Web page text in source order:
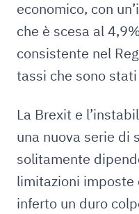
economico, con
che è scesa al
consistente nel
tassi che sono
La Brexit e
una nuova serie di
solitamente
limitazioni imposte
inferto un duro